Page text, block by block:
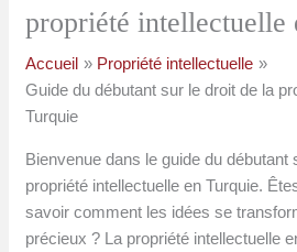
propriété intellectuelle
Accueil
Propriété intellectuelle
Guide du débutant sur le droit de la
Turquie
Bienvenue dans le guide du débutant
propriété intellectuelle en Turquie.
savoir comment les idées se
précieux ? La propriété intellectuelle